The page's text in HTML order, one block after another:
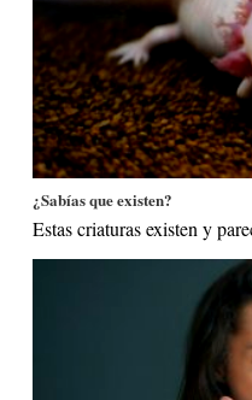
¿Sabías que existen?
Estas criaturas existen y